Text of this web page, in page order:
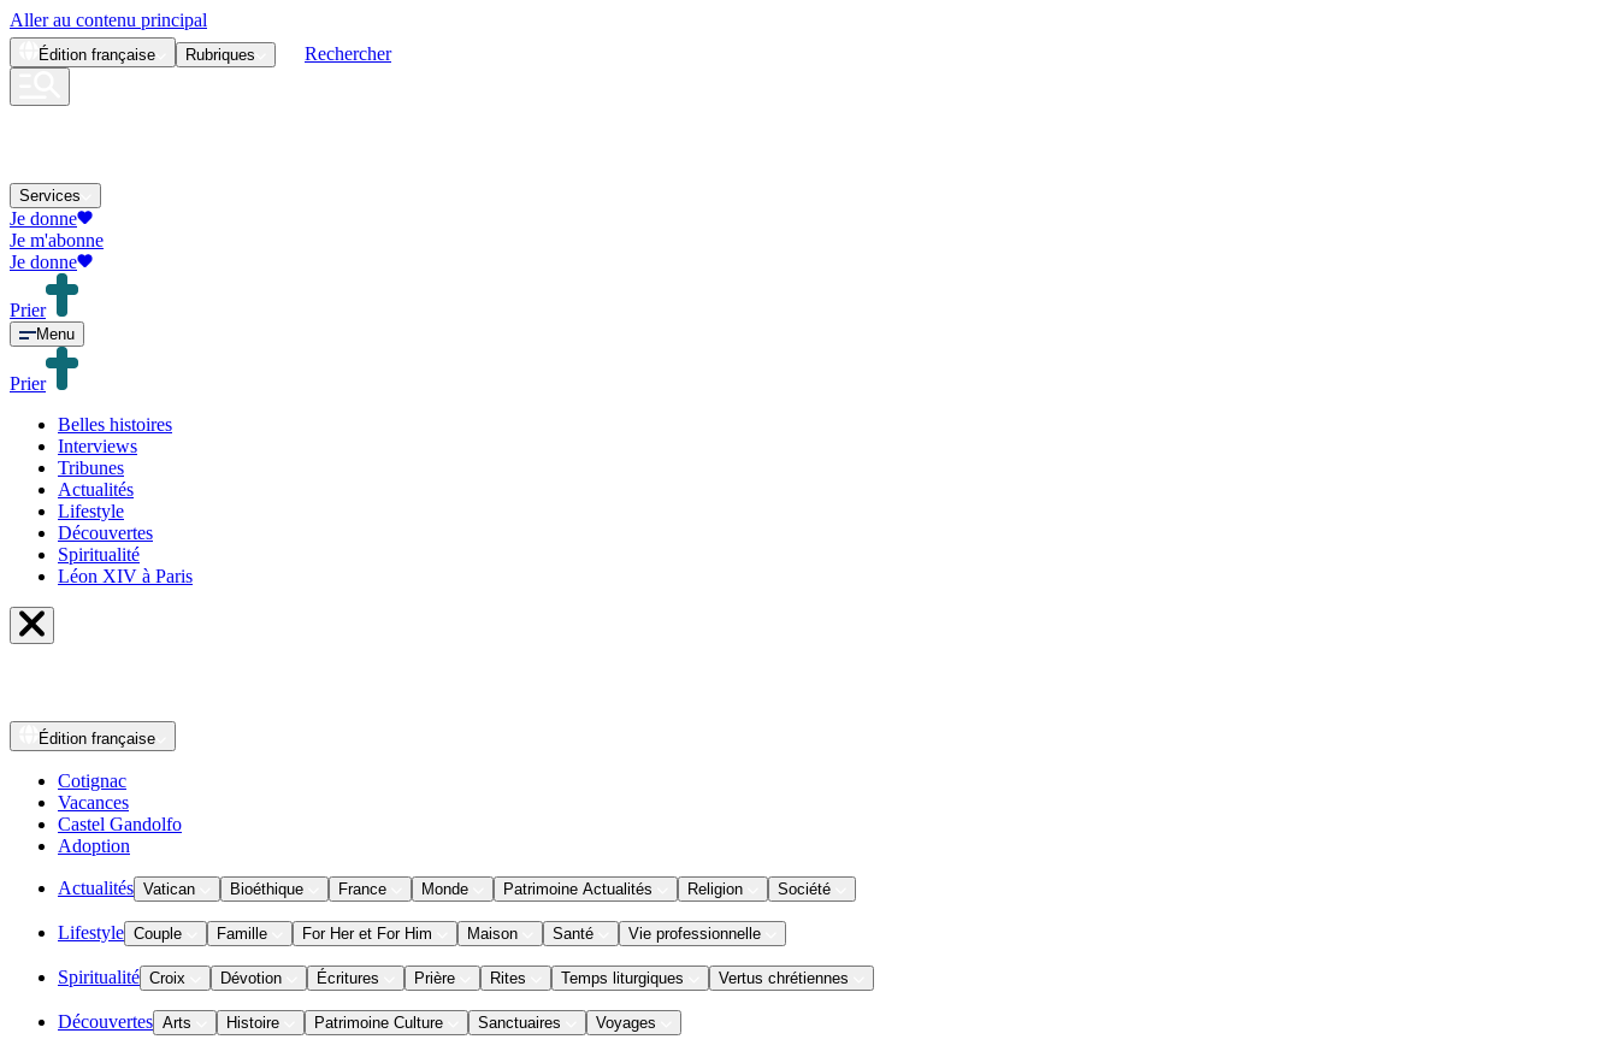
Aller au contenu principal
Édition française Rubriques Rechercher
Services
Je donne
Je m'abonne
Je donne
Prier
Menu
Prier
Belles histoires
Interviews
Tribunes
Actualités
Lifestyle
Découvertes
Spiritualité
Léon XIV à Paris
Édition française
Cotignac
Vacances
Castel Gandolfo
Adoption
Actualités Vatican Bioéthique France Monde Patrimoine Actualités Religion Société
Lifestyle Couple Famille For Her et For Him Maison Santé Vie professionnelle
Spiritualité Croix Dévotion Écritures Prière Rites Temps liturgiques Vertus chrétiennes
Découvertes Arts Histoire Patrimoine Culture Sanctuaires Voyages